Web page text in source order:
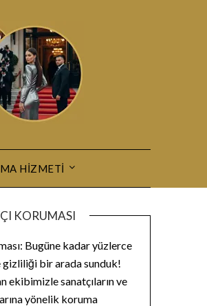
HIZMETI
KORUMASI
Bugüne kadar yüzlerce
gizliliği bir arada sunduk!
ekibimizle sanatçıların ve
yönelik koruma